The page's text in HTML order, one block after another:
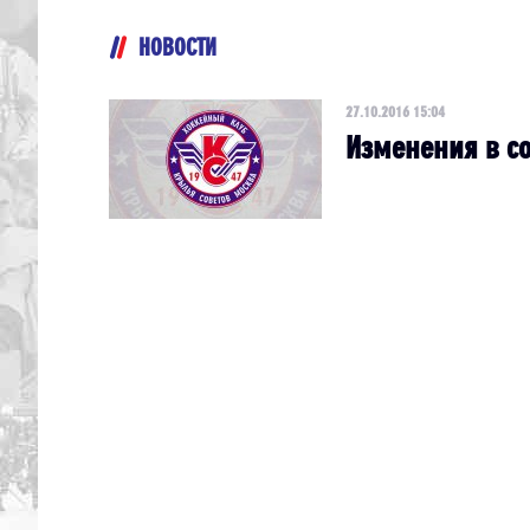
НОВОСТИ
27.10.2016 15:04
Изменения в